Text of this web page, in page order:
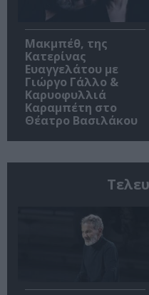
Μακμπέθ, της
Κατερίνας
Ευαγγελάτου με
Γιώργο Γάλλο &
Καρυοφυλλιά
Καραμπέτη στο
Θέατρο Βασιλάκου